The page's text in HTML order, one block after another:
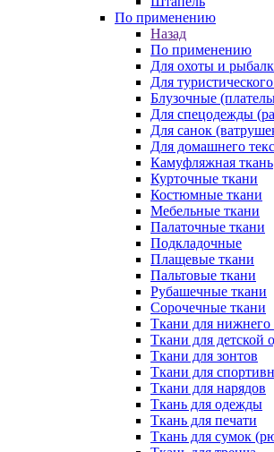
По применению
Назад
По применению
Для охоты и
Для
Блузочные
Для спецодежды
Для санок
Для домашнего
Камуфляжная ткань
Курточные ткани
Костюмные ткани
Мебельные ткани
Палаточные ткани
Подкладочные
Плащевые ткани
Пальтовые ткани
Рубашечные ткани
Сорочечные ткани
Ткани для нижнего
Ткани для детской
Ткани для зонтов
Ткани для
Ткани для нарядов
Ткань для одежды
Ткань для печати
Ткань для сумок